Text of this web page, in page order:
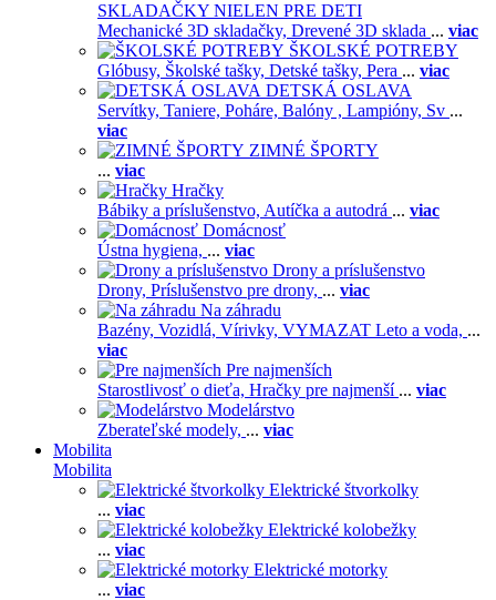
SKLADAČKY NIELEN PRE DETI
Mechanické 3D skladačky, Drevené 3D sklada ... viac
ŠKOLSKÉ POTREBY
Glóbusy, Školské tašky, Detské tašky, Pera ... viac
DETSKÁ OSLAVA
Servítky, Taniere, Poháre, Balóny , Lampióny, Sv ...
viac
ZIMNÉ ŠPORTY
... viac
Hračky
Bábiky a príslušenstvo, Autíčka a autodrá ... viac
Domácnosť
Ústna hygiena, ... viac
Drony a príslušenstvo
Drony, Príslušenstvo pre drony, ... viac
Na záhradu
Bazény, Vozidlá, Vírivky, VYMAZAT Leto a voda, ...
viac
Pre najmenších
Starostlivosť o dieťa, Hračky pre najmenší ... viac
Modelárstvo
Zberateľské modely, ... viac
Mobilita
Mobilita
Elektrické štvorkolky
... viac
Elektrické kolobežky
... viac
Elektrické motorky
... viac